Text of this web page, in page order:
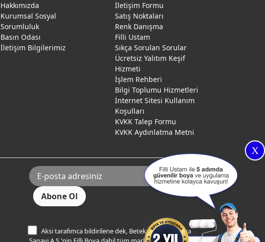
X
Hakkımızda
Kurumsal Sosyal
Sorumluluk
Basın Odası
İletişim Bilgilerimiz
İletişim Formu
Satış Noktaları
Renk Danışma
Filli Ustam
Sıkça Sorulan Sorular
Ücretsiz Yalıtım Keşif
Hizmeti
İşlem Rehberi
Bilgi Toplumu Hizmetleri
İnternet Sitesi Kullanım
Koşulları
KVKK Talep Formu
KVKK Aydınlatma Metni
Aksi tarafımca bildirilene dek, Betek Boya ve Kimya